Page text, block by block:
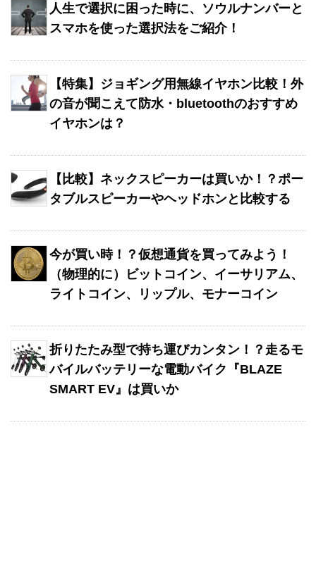
人生で選択に困った時に、ソウルナンバーと
スマホを使った選択法をご紹介！
【特集】ジョギング用無線イヤホン比較！外
の音が聞こえて防水・bluetoothのおすすめ
イヤホンは？
【比較】ネックスピーカーは買いか！？ポー
タブルスピーカーやヘッドホンと比較する
今が買い時！？仮想通貨を買ってみよう！
（物理的に）ビットコイン、イーサリアム、
ライトコイン、リップル、モナーコイン
折りたたみ型で持ち運びカンタン！？走るモ
バイルバッテリーな電動バイク『BLAZE
SMART EV』は買いか